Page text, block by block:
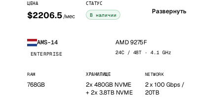
ЦЕНА
$2206.5 /мес
СТАТУС
В наличии Развернуть
AMS-14
ENTERPRISE
AMD 9275F
24C / 48T · 4.1 GHz
RAM
768GB
ХРАНИЛИЩЕ
2x 480GB NVME
+ 2x 3.8TB NVME
NETWORK
2 x 100 Gbps /
20TB